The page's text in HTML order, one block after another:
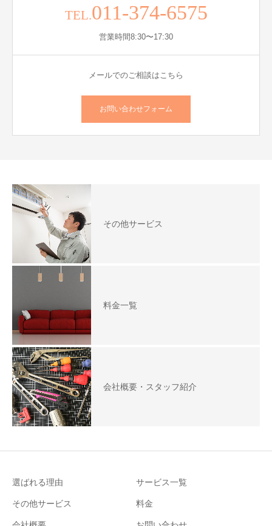
TEL.011-374-6575
営業時間8:30〜17:30
メールでのご相談はこちら
お問い合わせフォーム
その他サービス
料金一覧
会社概要・スタッフ紹介
選ばれる理由 サービス一覧
その他サービス 料金